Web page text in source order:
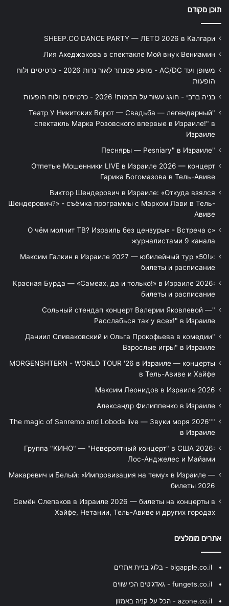
תוכן מקודם
SHEEP.CO DANCE PARTY — ЛЕТО 2026 в Калгари
Лия Ахеджакова в спектакле Мой внук Вениамин
משופן ועד AC/DC - מופע פסנתר לאור נרות 2026 - כרטיסים ולוח
הופעות
בניה ברבי - חוגג עשור על הבמות! 2026 - כרטיסים ולוח הופעות
"Театр У Никитских Ворот — Свадьба — легендарный
спектакль Марка Розовского впервые в Израиле!" в
Израиле
"Песняры — Pesniary" в Израиле
Отпетые Мошенники LIVE в Израиле 2026 — концерт
Гарика Богомазова в Тель-Авиве
Виктор Шендерович в Израиле: «Откуда взялся
Шендерович?» - съёмка программы с Марком Лави в Тель-
Авиве
«О чём молчит ТВ? Израиль без цензуры» - Встреча с
журналистами 9 канала
Максим Галкин в Израиле 2027 — юбилейный тур «50!»:
билеты и расписание
Красная Бурда — «Самеах, да и только!» в Израиле 2026:
билеты и расписание
"Сольный стендап концерт Валерии Яковлевой —
Расслабься так у всех!" в Израиле
"Даниил Спиваковский и Ольга Прокофьева в комедии
Взрослые игры" в Израиле
MORGENSHTERN - WORLD TOUR '26 в Израиле — концерты
в Тель-Авиве и Хайфе
Максим Леонидов в Израиле 2026
Александр Филиппенко в Израиле
"The magic of Sanremo and Loboda live — Звуки моря 2026"
в Израиле
Группа "КИНО" — "Невероятный концерт" в США 2026:
Лос-Анджелес и Майами
Макаревич и Белый: «Импровизация на тему» в Израиле —
билеты 2026
Семён Слепаков в Израиле 2026 — билеты на концерты в
Хайфе, Нетании, Тель-Авиве и других городах
אתרים מומלצים
bigapple.co.il - בלוג בניית אתרים
fungets.co.il - גאדג'טים הכי שווים
azone.co.il - הכל על קניה באמזון